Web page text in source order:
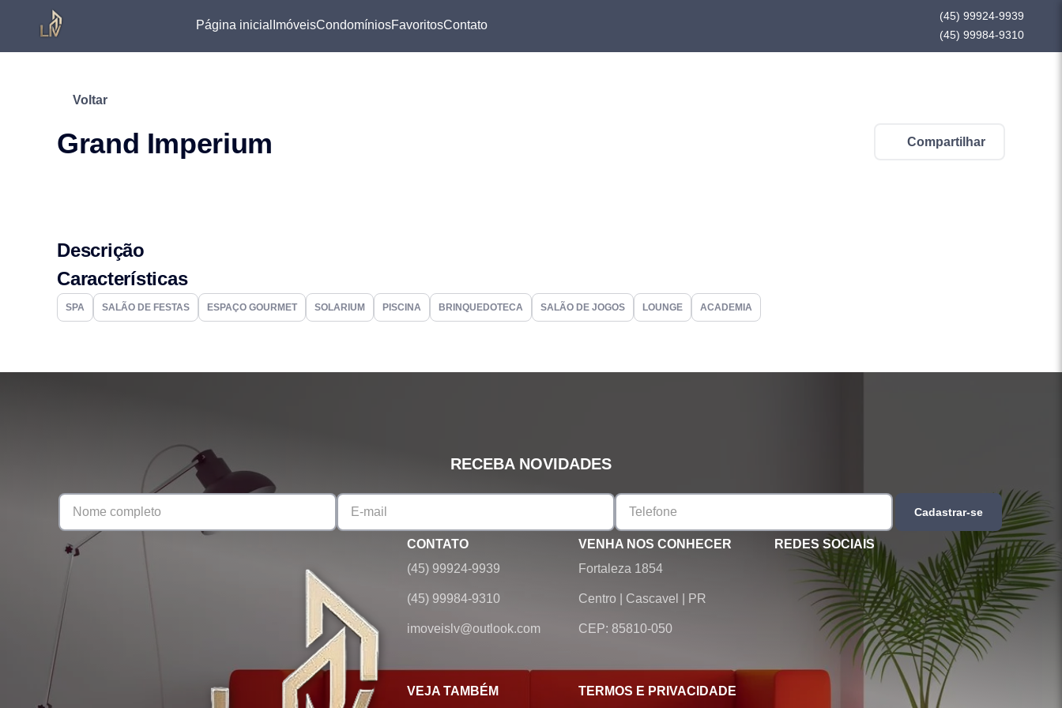
Página inicial ImóveisCondomíniosFavoritosContato
(45) 99924-9939
(45) 99984-9310
Voltar
Grand Imperium Compartilhar
Descrição
Características
SPA SALÃO DE FESTAS ESPAÇO GOURMET SOLARIUM PISCINA BRINQUEDOTECA SALÃO DE JOGOS LOUNGE ACADEMIA
RECEBA NOVIDADES
Cadastrar-se
CONTATO
(45) 99924-9939
(45) 99984-9310
imoveislv@outlook.com
VENHA NOS CONHECER
Fortaleza 1854
Centro Cascavel PR
CEP: 85810-050
REDES SOCIAIS
VEJA TAMBÉM TERMOS E PRIVACIDADE